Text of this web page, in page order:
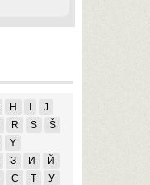
H
J
R S
Š
Y
З И
Й
С Т
У